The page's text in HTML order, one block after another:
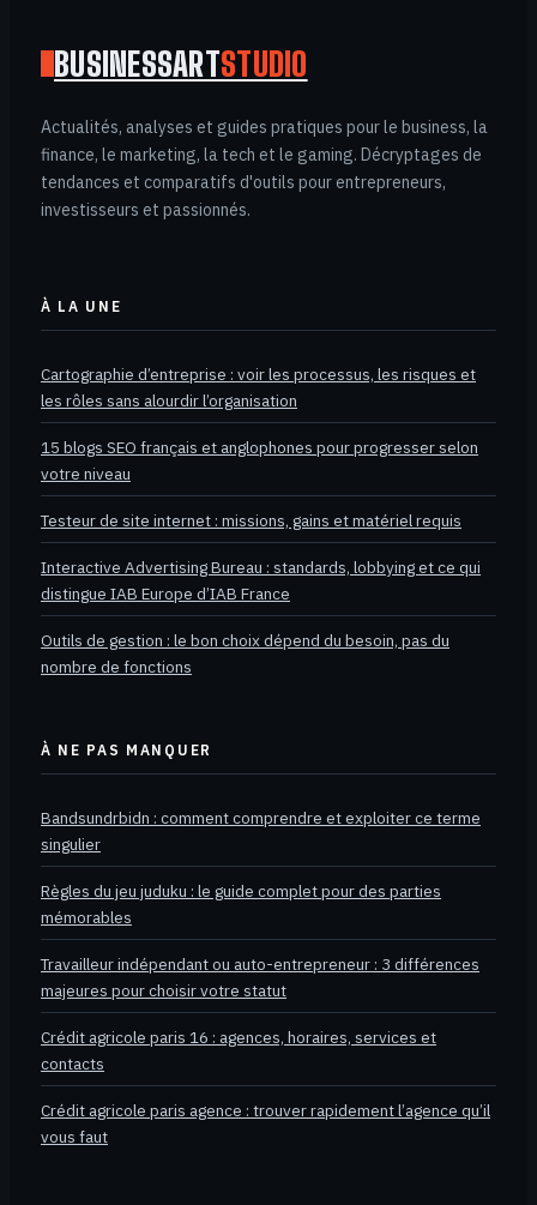
BUSINESSARTSTUDIO
Actualités, analyses et guides pratiques pour le business, la
finance, le marketing, la tech et le gaming. Décryptages de
tendances et comparatifs d'outils pour entrepreneurs,
investisseurs et passionnés.
À LA UNE
Cartographie d’entreprise : voir les processus, les risques et
les rôles sans alourdir l’organisation
15 blogs SEO français et anglophones pour progresser selon
votre niveau
Testeur de site internet : missions, gains et matériel requis
Interactive Advertising Bureau : standards, lobbying et ce qui
distingue IAB Europe d’IAB France
Outils de gestion : le bon choix dépend du besoin, pas du
nombre de fonctions
À NE PAS MANQUER
Bandsundrbidn : comment comprendre et exploiter ce terme
singulier
Règles du jeu juduku : le guide complet pour des parties
mémorables
Travailleur indépendant ou auto-entrepreneur : 3 différences
majeures pour choisir votre statut
Crédit agricole paris 16 : agences, horaires, services et
contacts
Crédit agricole paris agence : trouver rapidement l’agence qu’il
vous faut